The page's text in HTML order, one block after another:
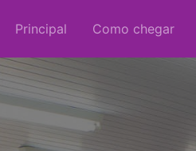
Principal Como chegar